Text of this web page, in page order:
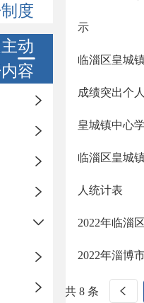
度
动
容
示
临淄区皇城
成绩突出个
皇城镇中心
临淄区皇城
人统计表
2022年临淄
2022年淄博
共 8 条